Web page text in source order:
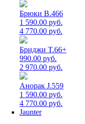
Брюки B.466
1 590.00 руб.
4 770.00 руб.
Бриджи T.66+
990.00 руб.
2 970.00 руб.
Анорак J.559
1 590.00 руб.
4 770.00 руб.
Jaunter